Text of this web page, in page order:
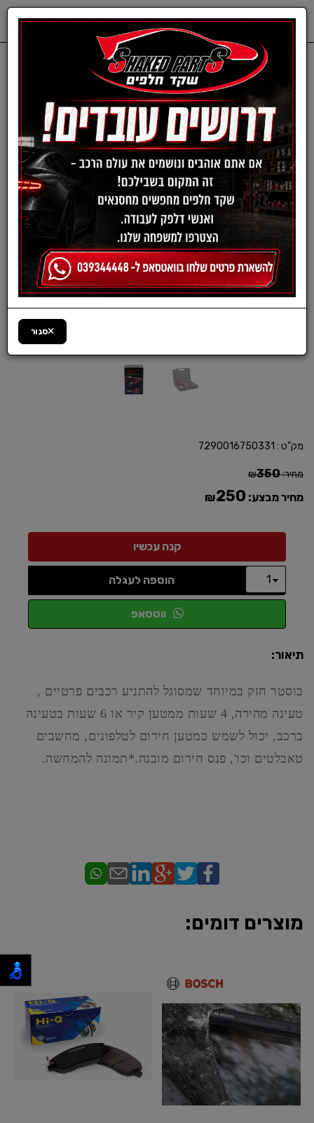
קיטים וערכות לטיפול הרכב
בוסטר הנעה לרכב ולטעינת
מוצרי חשמל 8000MAH
מק"ט : 7290016750331
מחיר: ₪350
מחיר מבצע: ₪250
הוספה לעגלה
ווטסאפ
תיאור:
בוסטר חזק במיוחד שמסוגל להתניע רכבים פרטיים ,
טעינה מהירה, 4 שעות ממטען קיר או 6 שעות בטעינה
ברכב, יכול לשמש כמטען חירום לטלפונים, מחשבים
טאבלטים וכו', פנס חירום מובנה.*תמונה להמחשה.
מוצרים דומים:
סגור